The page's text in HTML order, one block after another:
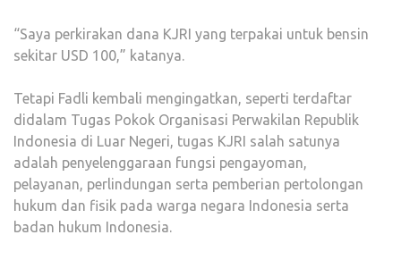
“Saya perkirakan dana KJRI yang terpakai untuk bensin
sekitar USD 100,” katanya.
Tetapi Fadli kembali mengingatkan, seperti terdaftar
didalam Tugas Pokok Organisasi Perwakilan Republik
Indonesia di Luar Negeri, tugas KJRI salah satunya
adalah penyelenggaraan fungsi pengayoman,
pelayanan, perlindungan serta pemberian pertolongan
hukum dan fisik pada warga negara Indonesia serta
badan hukum Indonesia.